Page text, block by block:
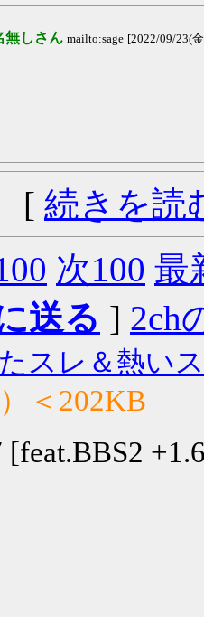
無しさん mailto:sage [2022/09/23(
[ 続きを読
次100 最
送る ] 2ch
スレ＆熱い
）＜202KB
[feat.BBS2